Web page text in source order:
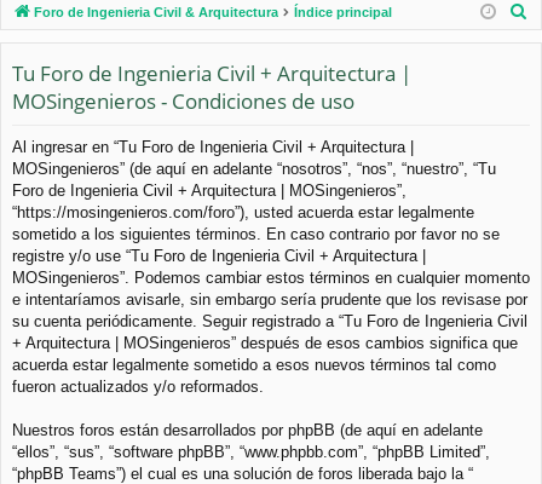
es
rá
pi
d
os
ifi
ra
Foro de Ingenieria Civil & Arquitectura Índice principal
Tu Foro de Ingenieria Civil + Arquitectura |
MOSingenieros - Condiciones de uso
Al ingresar en “Tu Foro de Ingenieria Civil + Arquitectura |
MOSingenieros” (de aquí en adelante “nosotros”, “nos”, “nuestro”, “Tu
Foro de Ingenieria Civil + Arquitectura | MOSingenieros”,
“https://mosingenieros.com/foro”), usted acuerda estar legalmente
sometido a los siguientes términos. En caso contrario por favor no se
registre y/o use “Tu Foro de Ingenieria Civil + Arquitectura |
MOSingenieros”. Podemos cambiar estos términos en cualquier momento
e intentaríamos avisarle, sin embargo sería prudente que los revisase por
su cuenta periódicamente. Seguir registrado a “Tu Foro de Ingenieria Civil
+ Arquitectura | MOSingenieros” después de esos cambios significa que
acuerda estar legalmente sometido a esos nuevos términos tal como
fueron actualizados y/o reformados.
Nuestros foros están desarrollados por phpBB (de aquí en adelante
“ellos”, “sus”, “software phpBB”, “www.phpbb.com”, “phpBB Limited”,
“phpBB Teams”) el cual es una solución de foros liberada bajo la “